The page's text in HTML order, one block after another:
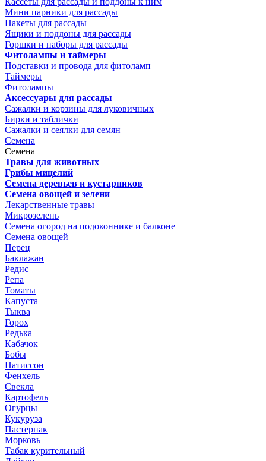
Мини парники для рассады
Пакеты для рассады
Ящики и поддоны для рассады
Горшки и наборы для рассады
Фитолампы и таймеры
Подставки и провода для фитоламп
Таймеры
Фитолампы
Аксессуары для рассады
Сажалки и корзины для луковичных
Бирки и таблички
Сажалки и сеялки для семян
Семена
Семена
Травы для животных
Грибы мицелий
Семена деревьев и кустарников
Семена овощей и зелени
Лекарственные травы
Микрозелень
Семена огород на подоконнике и балконе
Семена овощей
Перец
Баклажан
Редис
Репа
Томаты
Капуста
Тыква
Горох
Редька
Кабачок
Бобы
Патиссон
Фенхель
Свекла
Картофель
Огурцы
Кукуруза
Пастернак
Морковь
Табак курительный